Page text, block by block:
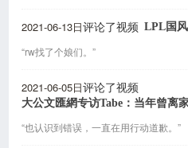
2021-06-13日评论了视频 LPL国
“rw找了个娘们。”
2021-06-05日评论了视频
“也认识到错误，一直在用行动道歉。”